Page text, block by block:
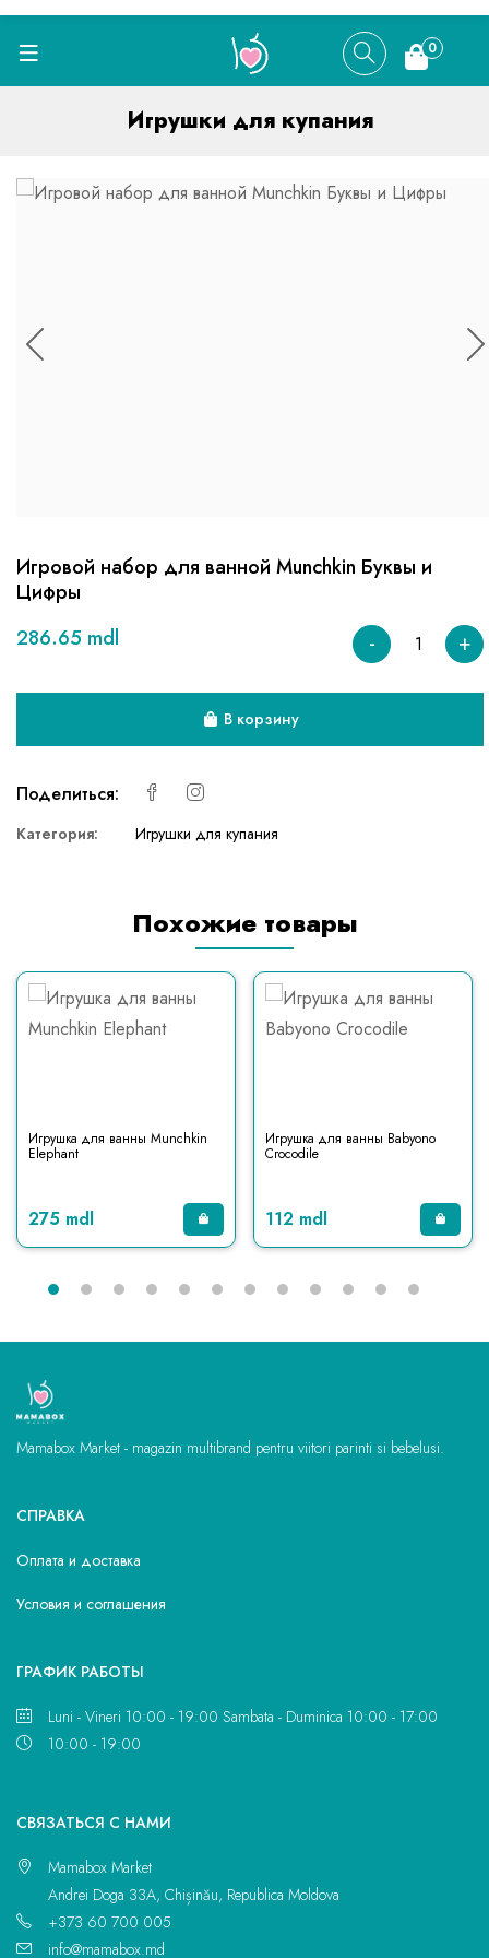
0
Игрушки для купания
Игровой набор для ванной Munchkin Буквы и
Цифры
286.65 mdl
- +
В корзину
Поделиться:
Категория: Игрушки для купания
Похожие товары
Игрушка для ванны Munchkin
Elephant
275 mdl
Игрушка для ванны Babyono
Crocodile
112 mdl
Mamabox Market - magazin multibrand pentru viitori parinti si bebelusi.
СПРАВКА
Оплата и доставка
Условия и соглашения
ГРАФИК РАБОТЫ
Luni - Vineri 10:00 - 19:00 Sambata - Duminica 10:00 - 17:00
10:00 - 19:00
CВЯЗАТЬСЯ С НАМИ
Mamabox Market
Andrei Doga 33A, Chișinău, Republica Moldova
+373 60 700 005
info@mamabox.md